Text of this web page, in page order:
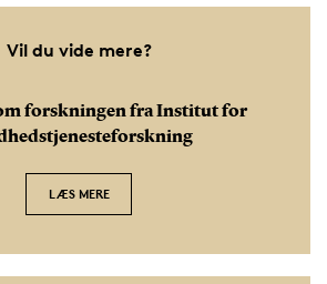
Vil du vide mere?
forskningen fra Institut for
LÆS MERE